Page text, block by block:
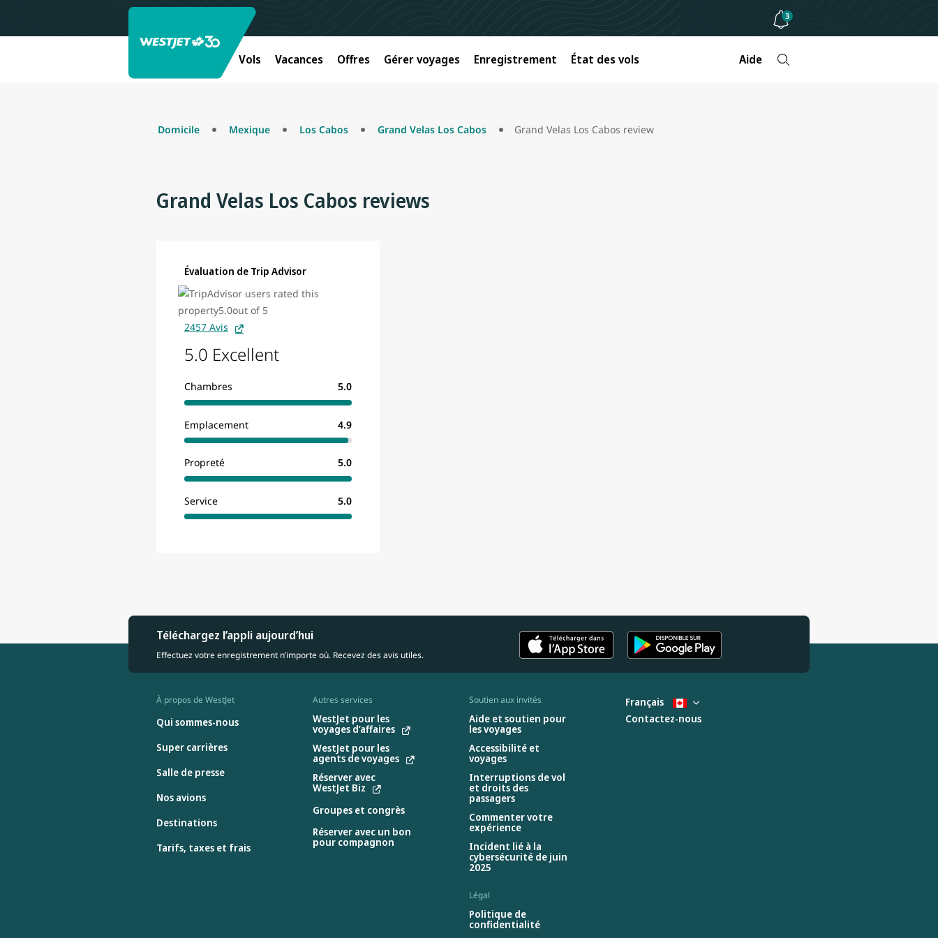
3
Vols Vacances Offres Gérer voyages Enregistrement État des vols Aide
Domicile Mexique Los Cabos Grand Velas Los Cabos Grand Velas Los Cabos review
Grand Velas Los Cabos reviews
Évaluation de Trip Advisor
2457 Avis
5.0 Excellent
Chambres 5.0
Emplacement 4.9
Propreté 5.0
Service 5.0
Téléchargez l’appli aujourd’hui
Effectuez votre enregistrement n’importe où. Recevez des avis utiles.
À propos de WestJet
Qui sommes-nous
Super carrières
Salle de presse
Nos avions
Destinations
Tarifs, taxes et frais
Autres services
WestJet pour les
voyages d’affaires
WestJet pour les
agents de voyages
Réserver avec
WestJet Biz
Groupes et congrès
Réserver avec un bon
pour compagnon
Soutien aux invités
Aide et soutien pour
les voyages
Accessibilité et
voyages
Interruptions de vol
et droits des
passagers
Commenter votre
expérience
Incident lié à la
cybersécurité de juin
2025
Légal
Politique de
confidentialité
Français
Contactez-nous